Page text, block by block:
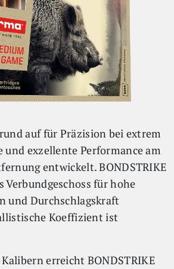
auf für Präzision bei extrem
und exzellente Performance am
entwickelt. BONDSTRIKE
Verbundgeschoss für hohe
und Durchschlagskraft
Koeffizient ist
erreicht BONDSTRIKE